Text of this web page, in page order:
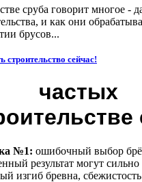
сруба говорит многое -
и как они
брусов...
строительство сейчас!
№1: ошибочный выбор
результат могут
изгиб бревна,